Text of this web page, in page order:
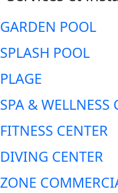
GARDEN POOL
SPLASH POOL
PLAGE
SPA & WELLNESS
FITNESS CENTER
DIVING CENTER
ZONE